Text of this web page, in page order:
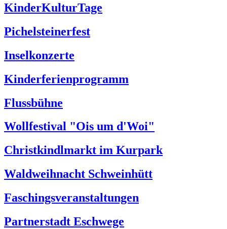
KinderKulturTage
Pichelsteinerfest
Inselkonzerte
Kinderferienprogramm
Flussbühne
Wollfestival "Ois um d'Woi"
Christkindlmarkt im Kurpark
Waldweihnacht Schweinhütt
Faschingsveranstaltungen
Partnerstadt Eschwege